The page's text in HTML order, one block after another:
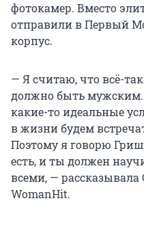
фотокамер. Вместо
отправили в Первый
корпус.
— Я считаю, что всё-
должно быть
какие-то идеальные
в жизни будем
Поэтому я говорю
есть, и ты должен
всеми, —
WomanHit.